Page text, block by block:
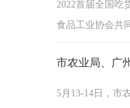
2022首届全国吃
食品工业协会共
市农业局、广
5月13-14日，市